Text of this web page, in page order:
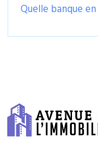
Quelle banque